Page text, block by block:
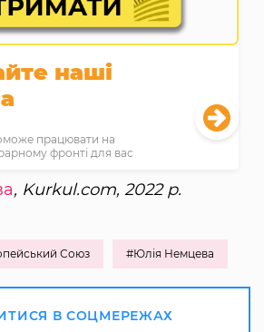
наші
працювати на
фронті для вас
, Kurkul.com, 2022 р.
Союз #Юлія Немцева
В СОЦМЕРЕЖАХ